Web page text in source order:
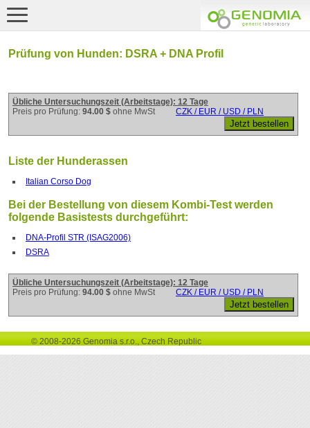
Prüfung von Hunden: DSRA + DNA Profil
Übliche Untersuchungszeit (Arbeitstage): 12 Tage
Preis pro Prüfung: 94.00 $ ohne MwSt CZK / EUR / USD / PLN
Liste der Hunderassen
Italian Corso Dog
Bei der Bestellung von diesem Kombi-Test werden
folgende Basistests durchgeführt:
DNA-Profil STR (ISAG2006)
DSRA
Übliche Untersuchungszeit (Arbeitstage): 12 Tage
Preis pro Prüfung: 94.00 $ ohne MwSt CZK / EUR / USD / PLN
© 2008-2026 Genomia s.r.o., Czech Republic